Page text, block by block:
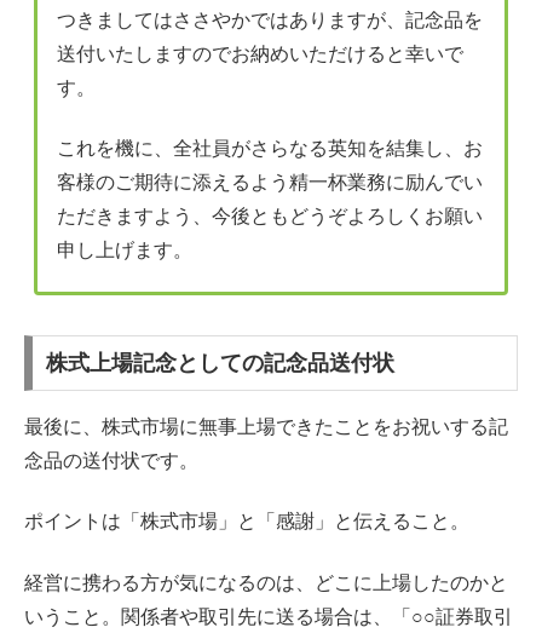
つきましてはささやかではありますが、記念品を
送付いたしますのでお納めいただけると幸いで
す。
これを機に、全社員がさらなる英知を結集し、お
客様のご期待に添えるよう精一杯業務に励んでい
ただきますよう、今後ともどうぞよろしくお願い
申し上げます。
株式上場記念としての記念品送付状
最後に、株式市場に無事上場できたことをお祝いする記
念品の送付状です。
ポイントは「株式市場」と「感謝」と伝えること。
経営に携わる方が気になるのは、どこに上場したのかと
いうこと。関係者や取引先に送る場合は、「○○証券取引